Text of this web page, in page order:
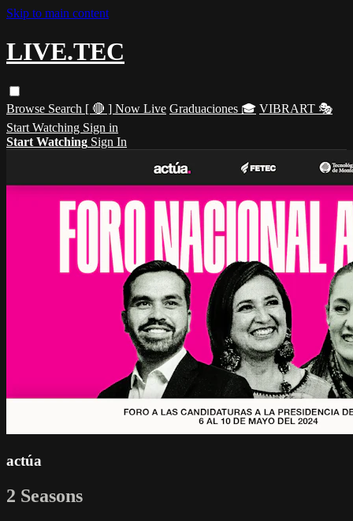
Skip to main content
LIVE.TEC
Browse Search [ 🔴 ] Now Live Graduaciones 🎓 VIBRART 🎭
Start Watching Sign in
Start Watching Sign In
actúa
2 Seasons